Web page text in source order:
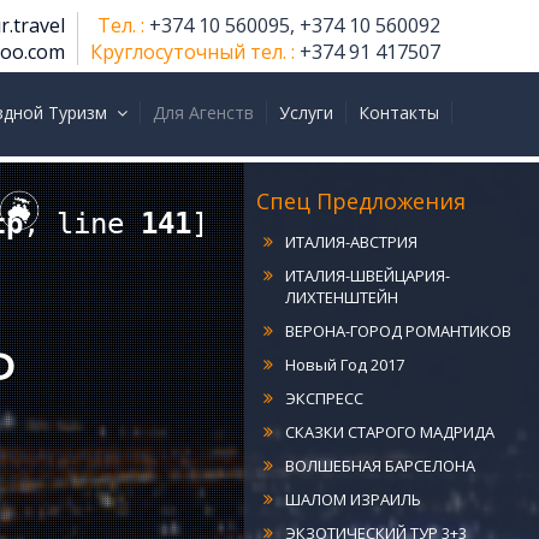
Тел. : +374 10 560095, +374 10 560092
Круглосуточный тел. : +374 91 417507
Туризм Для Агенств Услуги Контакты
Спец Предложения
ИТАЛИЯ КЛАССИКА
РИМ-ВЕНЕЦИЯ
ИТАЛИЯ-ГЕРМАНИЯ
ИТАЛИЯ-ФРАНЦИЯ
ЛИХТЕНШТЕЙН
Новый Год 2017
ЭКСПРЕСС
ВОЛШЕБНАЯ БАРСЕЛОНА
ЭКЗОТИЧЕСКИЙ ТУР 3+3
, line 141]